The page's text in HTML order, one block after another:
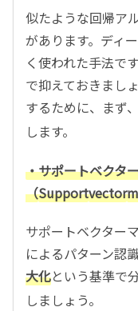
似たような回帰ア
があります。ディ
く使われた手法で
で抑えておきまし
するために、まず
します。
・サポートベクタ
（Supportvector
サポートベクター
によるパターン認
大化という基準で
しましょう。